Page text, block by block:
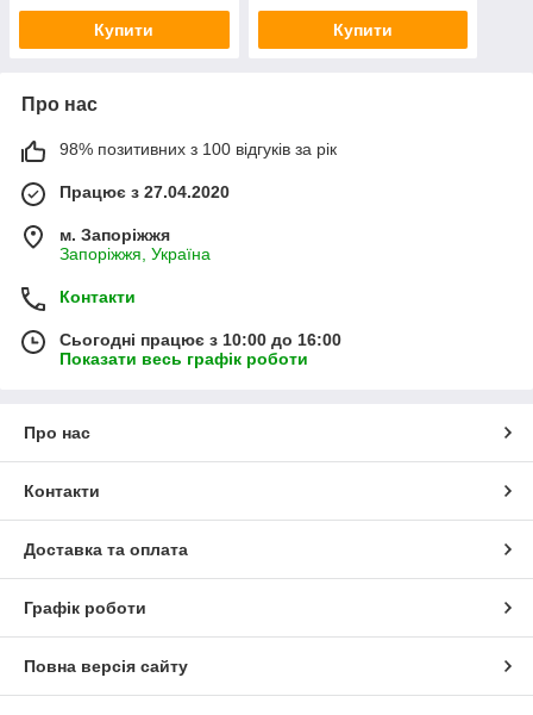
Купити Купити
Про нас
98% позитивних з 100 відгуків за рік
Працює з 27.04.2020
м. Запоріжжя
Запоріжжя, Україна
Контакти
Сьогодні працює з 10:00 до 16:00
Показати весь графік роботи
Про нас
Контакти
Доставка та оплата
Графік роботи
Повна версія сайту